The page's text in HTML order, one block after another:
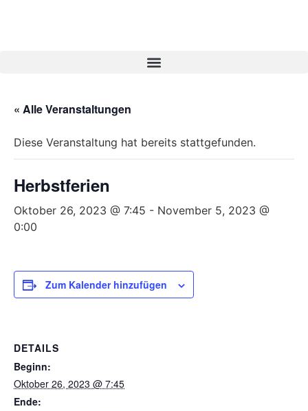
« Alle Veranstaltungen
Diese Veranstaltung hat bereits stattgefunden.
Herbstferien
Oktober 26, 2023 @ 7:45 - November 5, 2023 @
0:00
Zum Kalender hinzufügen
DETAILS
Beginn:
Oktober 26, 2023 @ 7:45
Ende: